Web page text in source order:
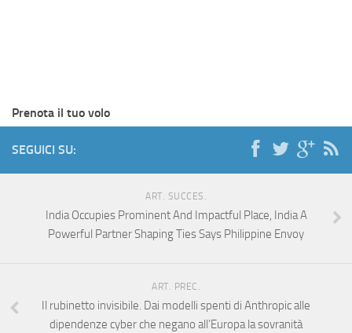
Prenota il tuo volo
SEGUICI SU:
ART. SUCCES.
India Occupies Prominent And Impactful Place, India A
Powerful Partner Shaping Ties Says Philippine Envoy
ART. PREC.
Il rubinetto invisibile. Dai modelli spenti di Anthropic alle
dipendenze cyber che negano all’Europa la sovranità